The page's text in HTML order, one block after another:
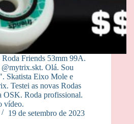
Roda Friends 53mm 99A.
Olá. Sou
Skatista Eixo Mole e
Testei as novas Rodas
OSK. Roda profissional.
vídeo.
19 de setembro de 2023